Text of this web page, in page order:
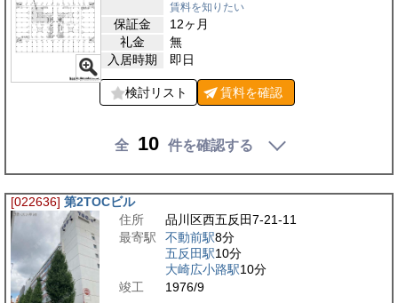
賃料を知りたい
保証金
12ヶ月
礼金
無
入居時期
即日
検討リスト 賃料を確認
全 10 件を確認する
[022636] 第2TOCビル
住所
品川区西五反田7-21-11
最寄駅
不動前駅8分
五反田駅10分
大崎広小路駅10分
竣工
1976/9